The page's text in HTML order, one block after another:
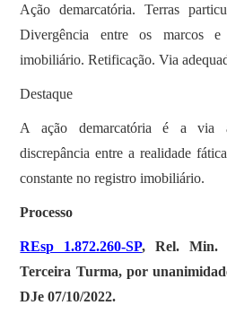
Ação demarcatória. Terras
Divergência entre os marcos
imobiliário. Retificação. Via
Destaque
A ação demarcatória é a via
discrepância entre a realidade
constante no registro imobiliário.
Processo
REsp 1.872.260-SP, Rel. Min.
Terceira Turma, por
DJe 07/10/2022.